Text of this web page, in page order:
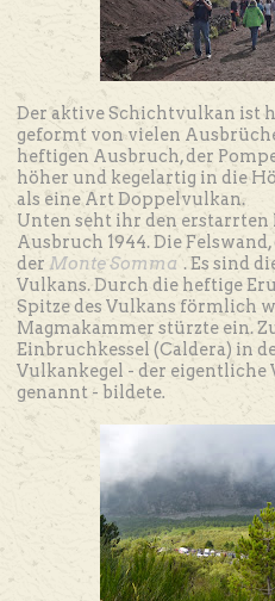
Der aktive Schichtvulkan ist
geformt von vielen
heftigen Ausbruch, der
höher und kegelartig in die
als eine Art Doppelvulkan.
Unten seht ihr den
Ausbruch 1944. Die
der Monte Somma . Es sind
Vulkans. Durch die heftige
Spitze des Vulkans förmlich
Magmakammer stürzte ein.
Einbruchkessel (Caldera) in
Vulkankegel - der eigentliche
genannt - bildete.